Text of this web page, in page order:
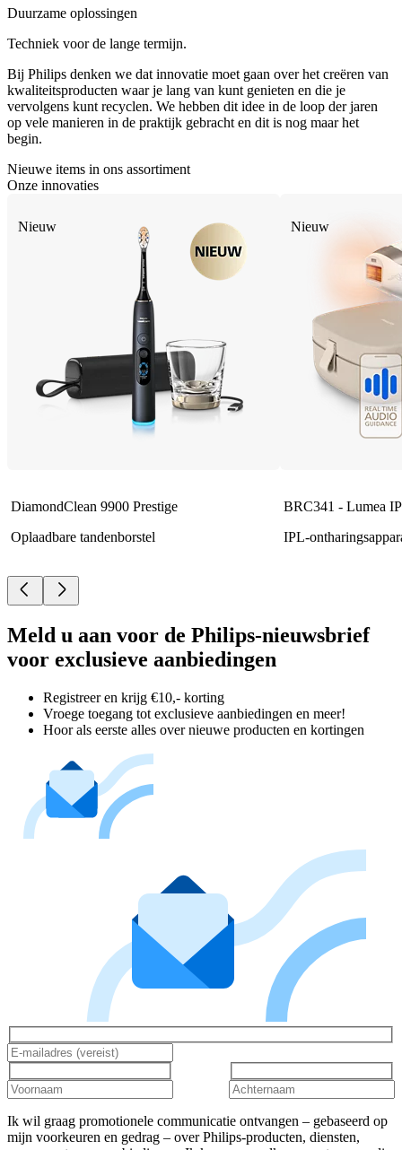
Duurzame oplossingen
Techniek voor de lange termijn.
Bij Philips denken we dat innovatie moet gaan over het creëren van
kwaliteitsproducten waar je lang van kunt genieten en die je
vervolgens kunt recyclen. We hebben dit idee in de loop der jaren
op vele manieren in de praktijk gebracht en dit is nog maar het
begin.
Nieuwe items in ons assortiment
Onze innovaties
Nieuw
DiamondClean 9900 Prestige
Oplaadbare tandenborstel
Nieuw
BRC341 - Lumea
IPL-
Meld u aan voor de Philips-nieuwsbrief
voor exclusieve aanbiedingen
Registreer en krijg €10,- korting
Vroege toegang tot exclusieve aanbiedingen en meer!
Hoor als eerste alles over nieuwe producten en kortingen
Ik wil graag promotionele communicatie ontvangen – gebaseerd op
mijn voorkeuren en gedrag – over Philips-producten, diensten,